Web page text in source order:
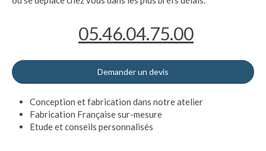
05.46.04.75.00
Demander un devis
Conception et fabrication dans notre atelier
Fabrication Française sur-mesure
Etude et conseils personnalisés